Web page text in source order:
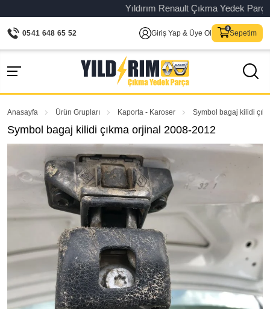
Yıldırım Renault Çıkma Yedek
0541 648 65 52 Giriş Yap & Üye Ol Sepetim
Anasayfa Ürün Grupları Kaporta - Karoser Symbol bagaj kilidi
Symbol bagaj kilidi çıkma orjinal 2008-2012